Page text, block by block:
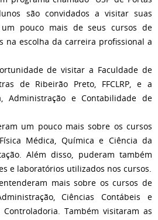
são convidados a visitar suas
um pouco mais de seus cursos de
na escolha da carreira profissional a
de visitar a Faculdade de
de Ribeirão Preto, FFCLRP, e a
Administração e Contabilidade de
um pouco mais sobre os cursos
Médica, Química e Ciência da
Além disso, puderam também
e laboratórios utilizados nos cursos.
mais sobre os cursos de
Ciências Contábeis e
Controladoria. Também visitaram as